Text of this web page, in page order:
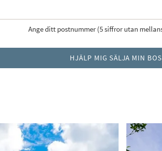
Ange ditt postnummer (5 siffror utan